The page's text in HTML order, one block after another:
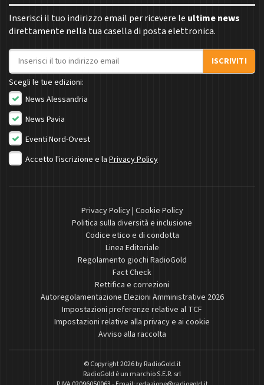
Inserisci il tuo indirizzo email per ricevere le ultime news
direttamente nella tua casella di posta elettronica.
Indirizzo email
ISCRIVITI
Scegli le tue edizioni:
News Alessandria
News Pavia
Eventi Nord-Ovest
Accetto l'iscrizione e la Privacy Policy
Privacy Policy| Cookie Policy
Politica sulla diversità e inclusione
Codice etico e di condotta
Linea Editoriale
Regolamento giochi RadioGold
Fact Check
Rettifica e correzioni
Autoregolamentazione Elezioni Amministrative 2026
Impostazioni preferenze relative al TCF
Impostazioni relative alla privacy e ai cookie
Avviso alla raccolta
© Copyright 2026 byRadioGold.it
RadioGold è un marchio S.E.R. srl